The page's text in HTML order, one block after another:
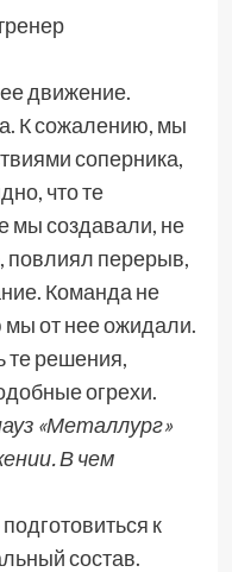
движение.
К сожалению, мы
соперника,
что те
мы создавали, не
повлиял перерыв,
Команда не
мы от нее ожидали.
те решения,
огрехи.
«Металлург»
В чем
к
состав.